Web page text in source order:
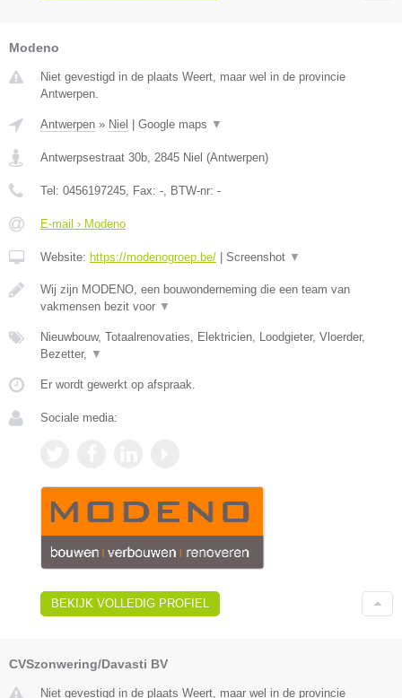
Modeno
Niet gevestigd in de plaats Weert, maar wel in de provincie
Antwerpen.
Antwerpen » Niel Google maps ▼
Antwerpsestraat 30b, 2845 Niel (Antwerpen)
Tel: 0456197245, Fax: -, BTW-nr: -
E-mail › Modeno
Website: https://modenogroep.be/ Screenshot ▼
Wij zijn MODENO, een bouwonderneming die een team van
vakmensen bezit voor ▼
Nieuwbouw, Totaalrenovaties, Elektricien, Loodgieter, Vloerder,
Bezetter, ▼
Er wordt gewerkt op afspraak.
Sociale media:
BEKIJK VOLLEDIG PROFIEL
CVSzonwering/Davasti BV
Niet gevestigd in de plaats Weert, maar wel in de provincie